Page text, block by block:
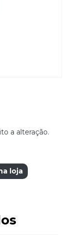
a alteração.
loja